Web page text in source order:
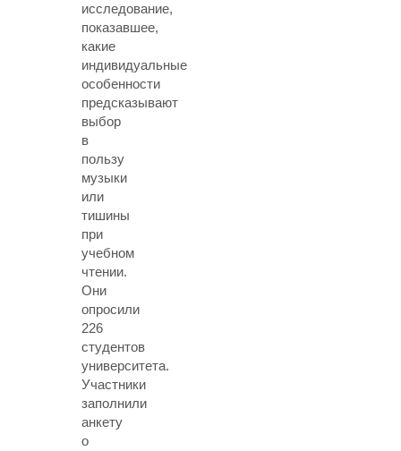
исследование,
показавшее,
какие
индивидуальные
особенности
предсказывают
выбор
в
пользу
музыки
или
тишины
при
учебном
чтении.
Они
опросили
226
студентов
университета.
Участники
заполнили
анкету
о